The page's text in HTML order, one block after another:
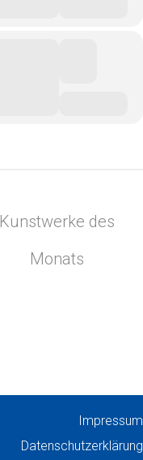
Kunstwerke des
Monats
Impressum
Datenschutzerklärung